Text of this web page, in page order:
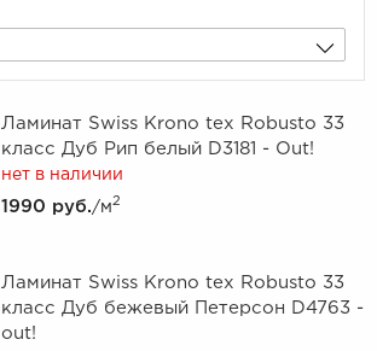
Ламинат Swiss Krono tex Robusto 33
класс Дуб Рип белый D3181 - Out!
нет в наличии
1990 руб./м2
Ламинат Swiss Krono tex Robusto 33
класс Дуб бежевый Петерсон D4763 -
out!